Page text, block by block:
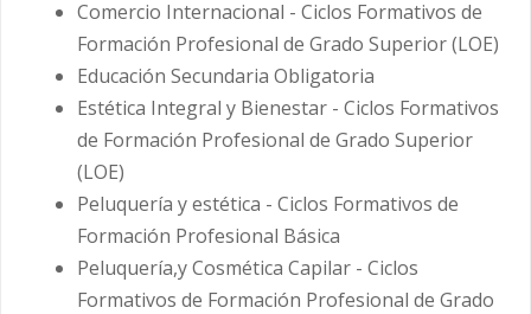
Comercio Internacional - Ciclos Formativos de
Formación Profesional de Grado Superior (LOE)
Educación Secundaria Obligatoria
Estética Integral y Bienestar - Ciclos Formativos
de Formación Profesional de Grado Superior
(LOE)
Peluquería y estética - Ciclos Formativos de
Formación Profesional Básica
Peluquería,y Cosmética Capilar - Ciclos
Formativos de Formación Profesional de Grado